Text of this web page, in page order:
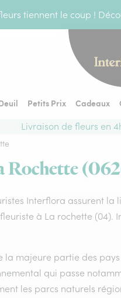
tiennent le coup !
Petits Prix Cadeaux
Livraison de fleurs en
Rochette
Interflora assurent la
à La rochette (04).
la majeure partie des
qui passe
les parcs naturels